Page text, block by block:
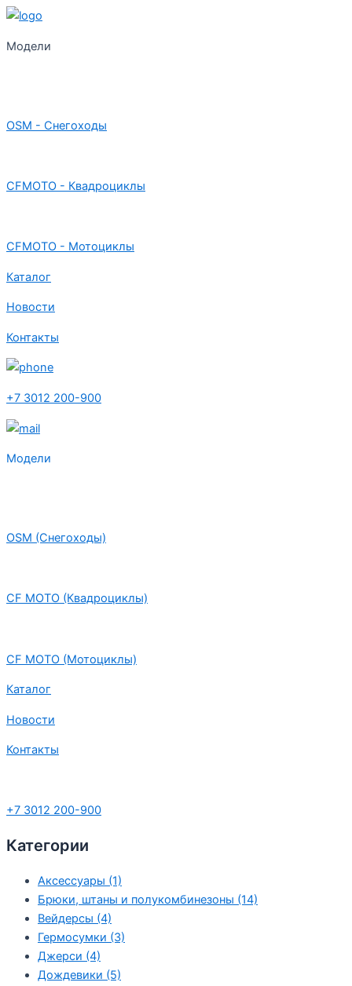
Модели
OSM - Снегоходы
CFMOTO - Квадроциклы
CFMOTO - Мотоциклы
Каталог
Новости
Контакты
+7 3012 200-900
Модели
OSM (Снегоходы)
CF MOTO (Квадроциклы)
CF MOTO (Мотоциклы)
Каталог
Новости
Контакты
+7 3012 200-900
Категории
Аксессуары (1)
Брюки, штаны и полукомбинезоны (14)
Вейдерсы (4)
Гермосумки (3)
Джерси (4)
Дождевики (5)